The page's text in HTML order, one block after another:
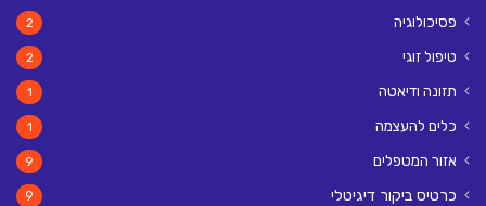
פסיכולוגיה 2
טיפול זוגי 2
תזונה ודיאטה 1
כלים להעצמה 1
אזור המטפלים 9
כרטיס ביקור דיגיטלי 9